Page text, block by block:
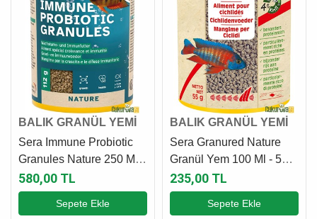
BALIK GRANÜL YEMİ
Sera Immune Probiotic
Granules Nature 250 Ml -
112 Gr
580,00 TL
Sepete Ekle
BALIK GRANÜL YEMİ
Sera Granured Nature
Granül Yem 100 Ml - 55
Gr
235,00 TL
Sepete Ekle